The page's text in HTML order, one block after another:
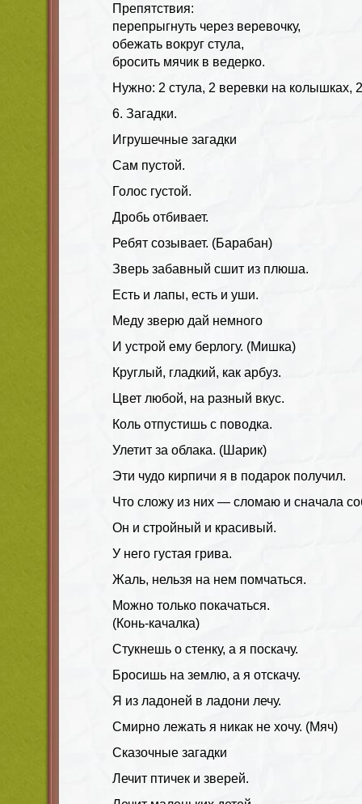
Препятствия:
перепрыгнуть через веревочку,
обежать вокруг стула,
бросить мячик в ведерко.
Нужно: 2 стула, 2 веревки на колышках,
6. Загадки.
Игрушечные загадки
Сам пустой.
Голос густой.
Дробь отбивает.
Ребят созывает. (Барабан)
Зверь забавный сшит из плюша.
Есть и лапы, есть и уши.
Меду зверю дай немного
И устрой ему берлогу. (Мишка)
Круглый, гладкий, как арбуз.
Цвет любой, на разный вкус.
Коль отпустишь с поводка.
Улетит за облака. (Шарик)
Эти чудо кирпичи я в подарок получил.
Что сложу из них — сломаю и сначала
Он и стройный и красивый.
У него густая грива.
Жаль, нельзя на нем помчаться.
Можно только покачаться.
(Конь-качалка)
Стукнешь о стенку, а я поскачу.
Бросишь на землю, а я отскачу.
Я из ладоней в ладони лечу.
Смирно лежать я никак не хочу. (Мяч)
Сказочные загадки
Лечит птичек и зверей.